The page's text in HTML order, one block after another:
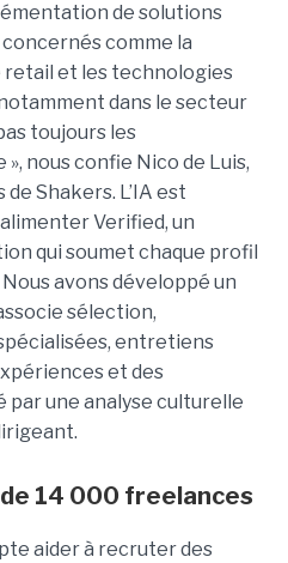
de solutions
comme la
retail et les technologies
dans le secteur
toujours les
nous confie Nico de Luis,
Shakers. L’IA est
Verified, un
qui soumet chaque profil
avons développé un
sélection,
entretiens
et des
par une analyse culturelle
14 000 freelances
aider à recruter des